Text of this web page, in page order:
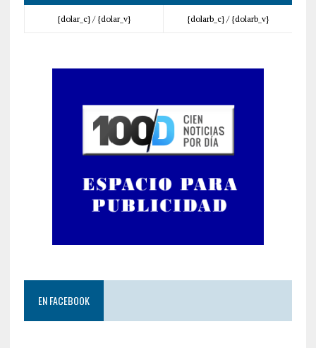
{dolar_c} / {dolar_v} {dolarb_c} / {dolarb_v}
EN FACEBOOK